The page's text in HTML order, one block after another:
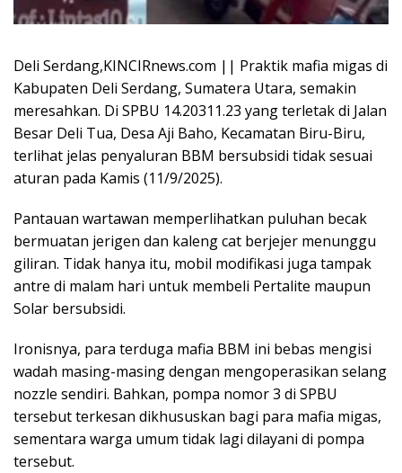
Deli Serdang,KINCIRnews.com || Praktik mafia migas di
Kabupaten Deli Serdang, Sumatera Utara, semakin
meresahkan. Di SPBU 14.20311.23 yang terletak di Jalan
Besar Deli Tua, Desa Aji Baho, Kecamatan Biru-Biru,
terlihat jelas penyaluran BBM bersubsidi tidak sesuai
aturan pada Kamis (11/9/2025).
Pantauan wartawan memperlihatkan puluhan becak
bermuatan jerigen dan kaleng cat berjejer menunggu
giliran. Tidak hanya itu, mobil modifikasi juga tampak
antre di malam hari untuk membeli Pertalite maupun
Solar bersubsidi.
Ironisnya, para terduga mafia BBM ini bebas mengisi
wadah masing-masing dengan mengoperasikan selang
nozzle sendiri. Bahkan, pompa nomor 3 di SPBU
tersebut terkesan dikhususkan bagi para mafia migas,
sementara warga umum tidak lagi dilayani di pompa
tersebut.